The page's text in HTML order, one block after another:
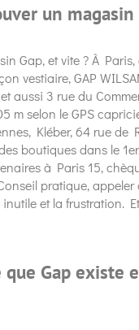
un magasin
Gap, et vite ? À Paris,
vestiaire, GAP
aussi 3 rue du
m selon le GPS
Kléber, 64 rue de
boutiques dans le
à Paris 15,
pratique, appeler
et la frustration.
que Gap existe